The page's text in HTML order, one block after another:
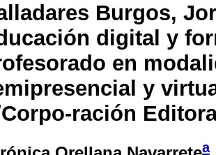
Burgos,
digital y
en
y
ración
a